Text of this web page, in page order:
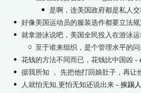
是啊，连美国政府都是私人交
好像美国运动员的服装选作都要立法规
就拿游泳说吧，美国全民投入在游泳
至于谁来组织，是个管理水平的
花钱的方法不同而已，花钱比中国凶 -
据我所知 ， 先把他打回娘肚子，再让
人就怕无知,更怕无知还说出来 - 挨踢